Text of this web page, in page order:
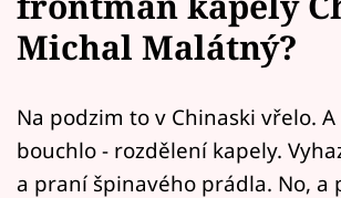
Témata
Celebrity
Vztahy
Seriály
Michal Malátný?
Na podzim to v Chinaski vřelo.
bouchlo - rozdělení kapely.
a praní špinavého prádla. No, a